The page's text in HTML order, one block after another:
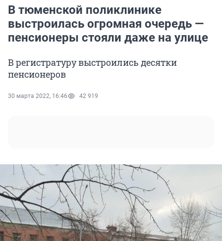
В тюменской поликлинике
выстроилась огромная очередь —
пенсионеры стояли даже на улице
В регистратуру выстроились десятки
пенсионеров
30 марта 2022, 16:46 42 919